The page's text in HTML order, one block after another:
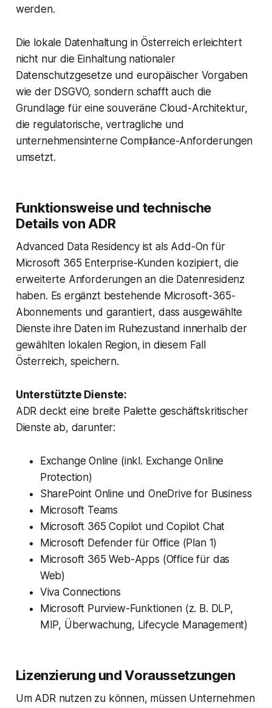
werden.
Die lokale Datenhaltung in Österreich erleichtert
nicht nur die Einhaltung nationaler
Datenschutzgesetze und europäischer Vorgaben
wie der DSGVO, sondern schafft auch die
Grundlage für eine souveräne Cloud-Architektur,
die regulatorische, vertragliche und
unternehmensinterne Compliance-Anforderungen
umsetzt.
Funktionsweise und technische
Details von ADR
Advanced Data Residency ist als Add-On für
Microsoft 365 Enterprise-Kunden kozipiert, die
erweiterte Anforderungen an die Datenresidenz
haben. Es ergänzt bestehende Microsoft-365-
Abonnements und garantiert, dass ausgewählte
Dienste ihre Daten im Ruhezustand innerhalb der
gewählten lokalen Region, in diesem Fall
Österreich, speichern.
Unterstützte Dienste:
ADR deckt eine breite Palette geschäftskritischer
Dienste ab, darunter:
Exchange Online (inkl. Exchange Online
Protection)
SharePoint Online und OneDrive for Business
Microsoft Teams
Microsoft 365 Copilot und Copilot Chat
Microsoft Defender für Office (Plan 1)
Microsoft 365 Web-Apps (Office für das
Web)
Viva Connections
Microsoft Purview-Funktionen (z. B. DLP,
MIP, Überwachung, Lifecycle Management)
Lizenzierung und Voraussetzungen
Um ADR nutzen zu können, müssen Unternehmen